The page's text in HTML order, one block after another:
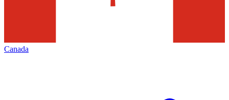
Canada